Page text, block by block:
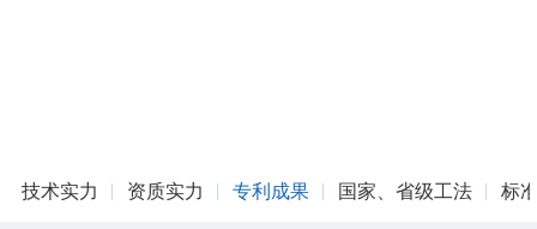
技术实力 资质实力 专利成果 国家、省级工法 标